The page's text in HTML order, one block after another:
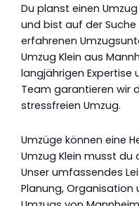
Du planst einen
und bist auf der
erfahrenen
Umzug Klein aus
langjährigen Expertise
Team garantieren wir
stressfreien Umzug.
Umzüge können eine
Umzug Klein musst du
Unser umfassendes
Planung, Organisation